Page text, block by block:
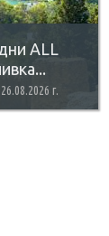
ALL
г.